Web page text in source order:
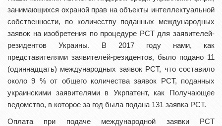
занимающихся охраной прав на объекты интеллектуальной
собственности, по количеству поданных международных
заявок на изобретения по процедуре PCT для заявителей-
резидентов Украины. В 2017 году нами, как
представителями заявителей-резидентов, было подано 11
(одиннадцать) международных заявок РСТ, что составило
около 9 % от общего количества заявок РСТ, поданных
украинскими заявителями в Укрпатент, как Получающее
ведомство, в которое за год была подана 131 заявка РСТ.
Оплата при подаче международной заявки PCT